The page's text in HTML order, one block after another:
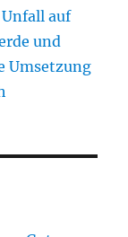
Unfall auf
und
Umsetzung